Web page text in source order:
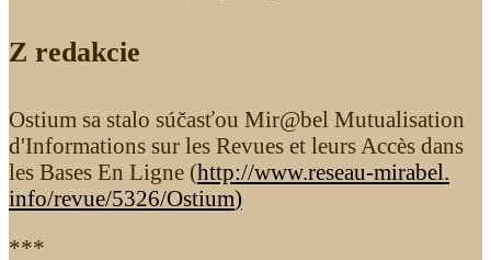
Z redakcie
Ostium sa stalo súčasťou Mir@bel Mutualisation
d'Informations sur les Revues et leurs Accès dans
les Bases En Ligne (http://www.reseau-mirabel.
info/revue/5326/Ostium)
***